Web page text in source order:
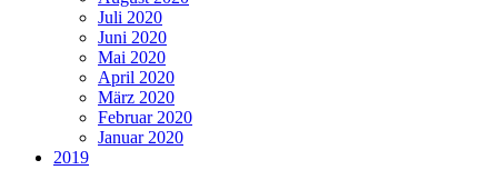
Juli 2020
Juni 2020
Mai 2020
April 2020
März 2020
Februar 2020
Januar 2020
2019